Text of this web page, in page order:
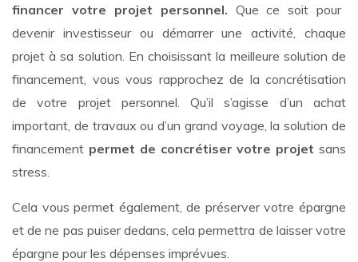
financer votre projet personnel. Que ce soit pour
devenir investisseur ou démarrer une activité, chaque
projet à sa solution. En choisissant la meilleure solution de
financement, vous vous rapprochez de la concrétisation
de votre projet personnel. Qu’il s’agisse d’un achat
important, de travaux ou d’un grand voyage, la solution de
financement permet de concrétiser votre projet sans
stress.
Cela vous permet également, de préserver votre épargne
et de ne pas puiser dedans, cela permettra de laisser votre
épargne pour les dépenses imprévues.